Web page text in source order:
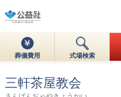
葬儀費用 式場検索
三軒茶屋教会